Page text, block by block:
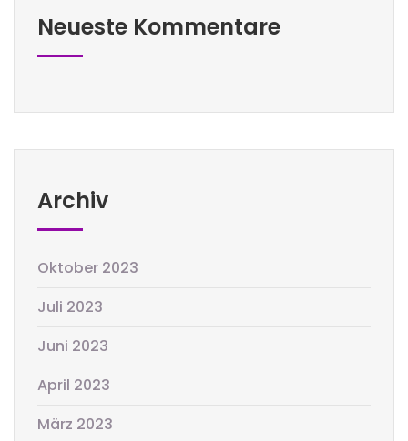
Neueste Kommentare
Archiv
Oktober 2023
Juli 2023
Juni 2023
April 2023
März 2023